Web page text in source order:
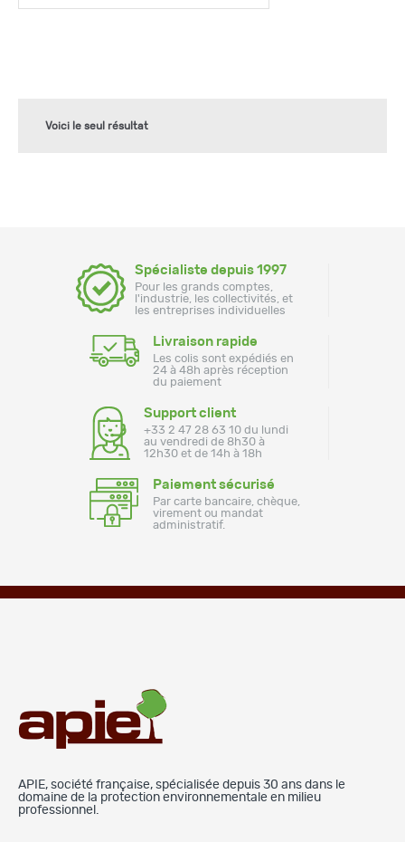
Voici le seul résultat
Spécialiste depuis 1997
Pour les grands comptes,
l'industrie, les collectivités, et
les entreprises individuelles
Livraison rapide
Les colis sont expédiés en
24 à 48h après réception
du paiement
Support client
+33 2 47 28 63 10 du lundi
au vendredi de 8h30 à
12h30 et de 14h à 18h
Paiement sécurisé
Par carte bancaire, chèque,
virement ou mandat
administratif.
APIE, société française, spécialisée depuis 30 ans dans le
domaine de la protection environnementale en milieu
professionnel.